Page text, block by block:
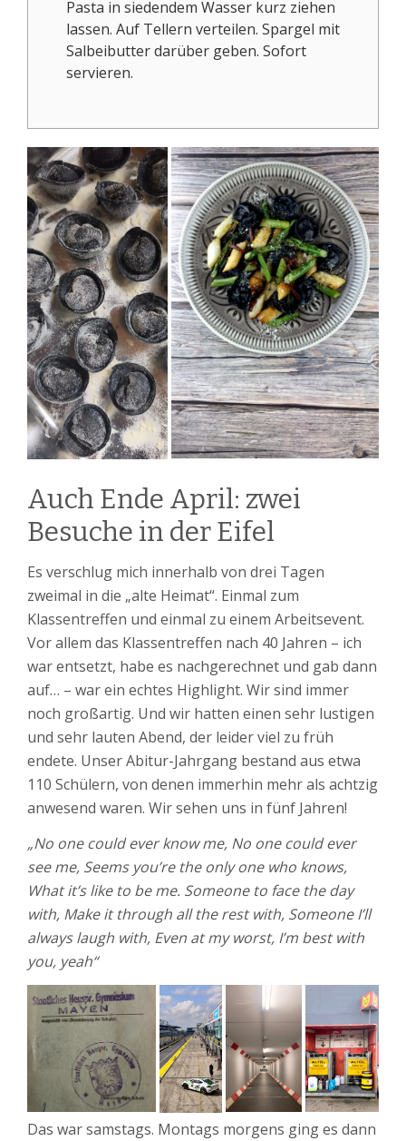
Pasta in siedendem Wasser kurz ziehen
lassen. Auf Tellern verteilen. Spargel mit
Salbeibutter darüber geben. Sofort
servieren.
Auch Ende April: zwei
Besuche in der Eifel
Es verschlug mich innerhalb von drei Tagen
zweimal in die „alte Heimat“. Einmal zum
Klassentreffen und einmal zu einem Arbeitsevent.
Vor allem das Klassentreffen nach 40 Jahren – ich
war entsetzt, habe es nachgerechnet und gab dann
auf… – war ein echtes Highlight. Wir sind immer
noch großartig. Und wir hatten einen sehr lustigen
und sehr lauten Abend, der leider viel zu früh
endete. Unser Abitur-Jahrgang bestand aus etwa
110 Schülern, von denen immerhin mehr als achtzig
anwesend waren. Wir sehen uns in fünf Jahren!
„No one could ever know me, No one could ever
see me, Seems you’re the only one who knows,
What it’s like to be me. Someone to face the day
with, Make it through all the rest with, Someone I’ll
always laugh with, Even at my worst, I’m best with
you, yeah“
Das war samstags. Montags morgens ging es dann